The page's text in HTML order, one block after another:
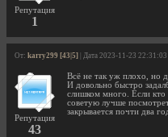
Репутация
1
От: karry299 [43|5] | Дата 2023-11-23 22:31:03
Репутация
43
Всё не так уж плохо, но
И довольно быстро
слишком много. Если
советую лучше
закрывается почти два